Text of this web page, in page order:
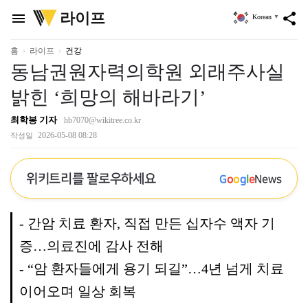
menu
위
키
리
라이프 share
Korean ▼
홈 라이프 건강
동남권원자력의학원 외래주사실
밝힌 ‘희망의 해바라기’
최학봉 기자 hb7070@wikitree.co.kr
작성일 2026-05-08 08:28
위키트리를 팔로우하세요 GoogleNews
- 간암 치료 환자, 직접 만든 십자수 액자 기
증…의료진에 감사 전해
- “암 환자들에게 용기 되길”…4년 넘게 치료
이어오며 일상 회복